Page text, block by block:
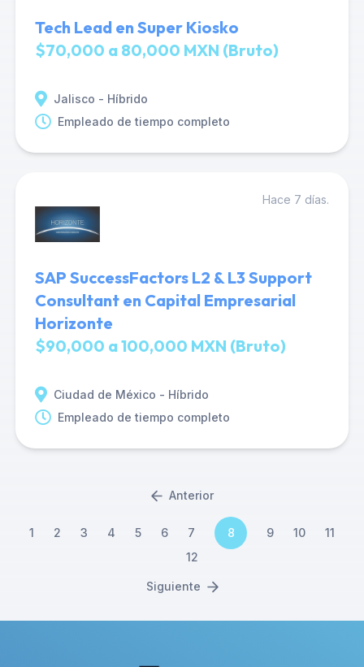
Tech Lead en Super Kiosko
$70,000 a 80,000 MXN (Bruto)
Jalisco - Híbrido
Empleado de tiempo completo
Hace 7 días.
SAP SuccessFactors L2 & L3 Support
Consultant en Capital Empresarial
Horizonte
$90,000 a 100,000 MXN (Bruto)
Ciudad de México - Híbrido
Empleado de tiempo completo
Anterior
1 2 3 4 5 6 7 8 9 10
11
12
Siguiente